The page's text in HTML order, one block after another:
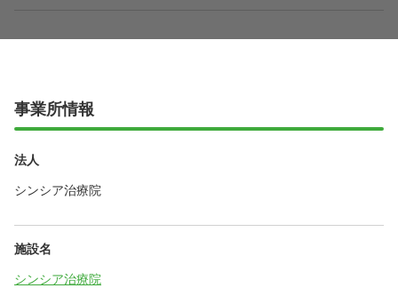
事業所情報
法人
シンシア治療院
施設名
シンシア治療院